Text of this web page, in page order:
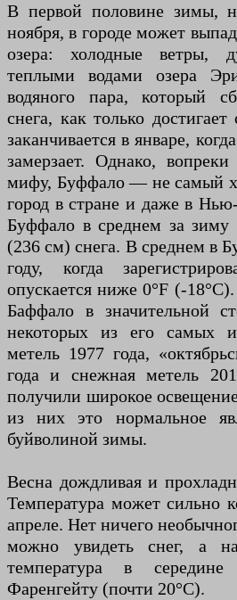
В первой половине зимы,
ноября, в городе может
озера: холодные ветры,
теплыми водами озера
водяного пара, который
снега, как только
заканчивается в январе,
замерзает. Однако,
мифу, Буффало — не самый
город в стране и даже в
Буффало в среднем за
(236 см) снега. В среднем в
году, когда
опускается ниже 0°F (-
Баффало в значительной
некоторых из его самых
метель 1977 года,
года и снежная метель
получили широкое
из них это нормальное
буйволиной зимы.
Весна дождливая и
Температура может сильно
апреле. Нет ничего
можно увидеть снег, а
температура в
Фаренгейту (почти 20°C).